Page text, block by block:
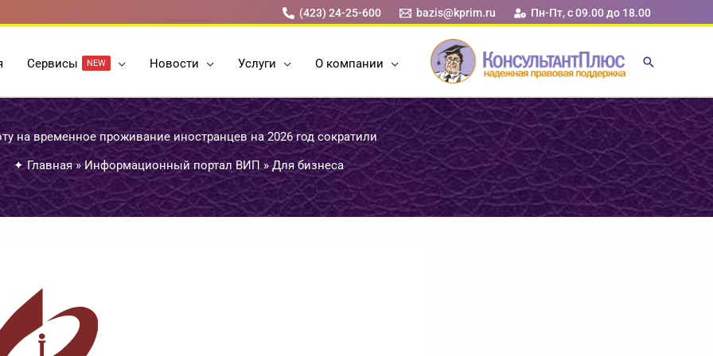
(423) 24-25-600 bazis@kprim.ru Пн-Пт, с 09.00 до 18.00
Cервисы NEW Новости Услуги О компании
на временное проживание иностранцев на 2026 год сократили
✦ Главная»Информационный портал ВИП» Для бизнеса